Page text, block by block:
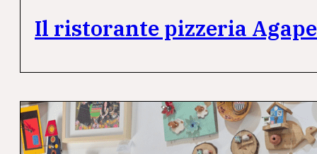
Il ristorante pizzeria